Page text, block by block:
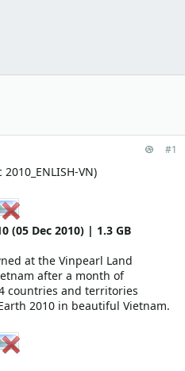
#1
VN)
(05 Dec 2010) | 1.3 GB
at the Vinpearl Land
after a month of
countries and territories
2010 in beautiful Vietnam.